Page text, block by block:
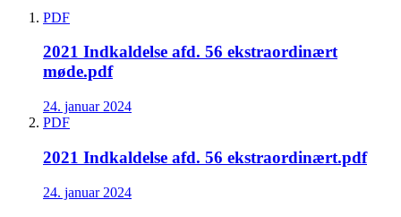
PDF
2021 Indkaldelse afd. 56 ekstraordinært
møde.pdf
24. januar 2024
PDF
2021 Indkaldelse afd. 56 ekstraordinært.pdf
24. januar 2024